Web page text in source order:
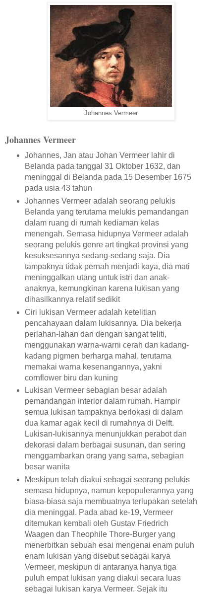
Johannes Vermeer
Johannes Vermeer
Johannes, Jan atau Johan Vermeer lahir di
Belanda pada tanggal 31 Oktober 1632, dan
meninggal di Belanda pada 15 Desember 1675
pada usia 43 tahun
Johannes Vermeer adalah seorang pelukis
Belanda yang terutama melukis pemandangan
dalam ruang di rumah kediaman kelas
menengah. Semasa hidupnya Vermeer adalah
seorang pelukis genre art tingkat provinsi yang
kesuksesannya sedang-sedang saja. Dia
tampaknya tidak pernah menjadi kaya, dia mati
meninggalkan utang untuk istri dan anak-
anaknya, kemungkinan karena lukisan yang
dihasilkannya relatif sedikit
Ciri lukisan Vermeer adalah ketelitian
pencahayaan dalam lukisannya. Dia bekerja
perlahan-lahan dan dengan sangat teliti,
menggunakan warna-warni cerah dan kadang-
kadang pigmen berharga mahal, terutama
memakai warna kesenangannya, yakni
cornflower biru dan kuning
Lukisan Vermeer sebagian besar adalah
pemandangan interior dalam rumah. Hampir
semua lukisan tampaknya berlokasi di dalam
dua kamar agak kecil di rumahnya di Delft.
Lukisan-lukisannya menunjukkan perabot dan
dekorasi dalam berbagai susunan, dan sering
menggambarkan orang yang sama, sebagian
besar wanita
Meskipun telah diakui sebagai seorang pelukis
semasa hidupnya, namun kepopulerannya yang
biasa-biasa saja membuatnya terlupakan setelah
dia meninggal. Pada abad ke-19, Vermeer
ditemukan kembali oleh Gustav Friedrich
Waagen dan Theophile Thore-Burger yang
menerbitkan sebuah esai mengenai enam puluh
enam lukisan yang disebut sebagai karya
Vermeer, meskipun di antaranya hanya tiga
puluh empat lukisan yang diakui secara luas
sebagai lukisan karya Vermeer. Sejak itu